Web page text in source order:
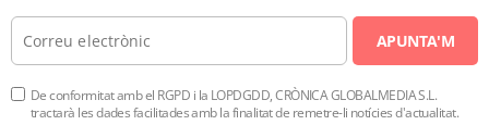
APUNTA'M
De conformitat amb el RGPD i la LOPDGDD, CRÒNICA GLOBALMEDIA S.L.
tractarà les dades facilitades amb la finalitat de remetre-li notícies d'actualitat.